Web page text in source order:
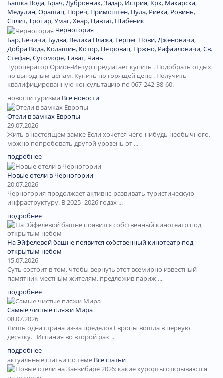
Башка Вода, Брач,Дубровник,Задар, Истрия, Крк, Макарска,
Медулин,Орашац, Пореч, Примоштен, Пула, Риека, Ровинь,
Сплит,Трогир,Умаг,Хвар, Цавтат, Шибеник
Черногория
Бар, Бечичи, Будва, Велика Плажа, Герцег Нови,Дженовичи,
Добра Вода, Колашин, Котор, Петровац, Пржно, Рафаиловичи,Св.
Стефан,Сутоморе,Тиват, Чань
Туроператор Орион-Интур предлагает купить . Подобрать отдых
по выгодным ценам. Купить по горящей цене . Получить
квалифицированную консультацию по 067-242-38-60.
новости туризма Все новости
Отели в замках Европы
29.07.2026
Жить в настоящем замке Если хочется чего-нибудь необычного,
можно попробовать другой уровень от ...
подробнее
Новые отели в Черногории
20.07.2026
Черногория продолжает активно развивать туристическую
инфраструктуру. В 2025–2026 годах ...
подробнее
На Эйфелевой башне появится собственный кинотеатр под
открытым небом
15.07.2026
Суть состоит в том, чтобы вернуть этот всемирно известный
памятник местным жителям, предложив париж ...
подробнее
Самые чистые пляжи Мира
08.07.2026
Лишь одна страна из-за пределов Европы вошла в первую
десятку. Испания во второй раз ...
подробнее
актуальные статьи по теме Все статьи